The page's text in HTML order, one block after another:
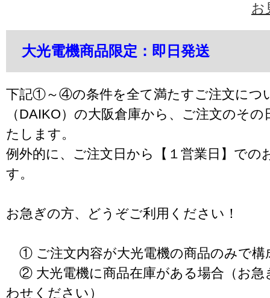
お
大光電機商品限定：即日発送
下記①～④の条件を全て満たすご注文につ
（DAIKO）の大阪倉庫から、ご注文のそ
たします。
例外的に、ご注文日から【１営業日】での
す。
お急ぎの方、どうぞご利用ください！
① ご注文内容が大光電機の商品のみで構
② 大光電機に商品在庫がある場合（お急
わせください）